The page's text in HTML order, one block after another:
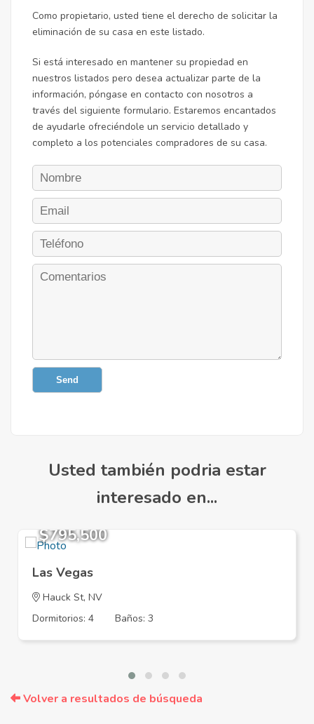
Como propietario, usted tiene el derecho de solicitar la
eliminación de su casa en este listado.
Si está interesado en mantener su propiedad en
nuestros listados pero desea actualizar parte de la
información, póngase en contacto con nosotros a
través del siguiente formulario. Estaremos encantados
de ayudarle ofreciéndole un servicio detallado y
completo a los potenciales compradores de su casa.
Send
Usted también podria estar
interesado en...
$795,500
Las Vegas
Hauck St, NV
Dormitorios: 4
Baños: 3
Volver a resultados de búsqueda